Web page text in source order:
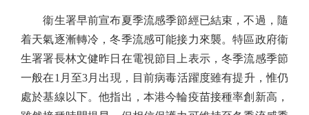
衞生署早前宣布夏季流感季節經已結束，不過，隨
着天氣逐漸轉冷，冬季流感可能接力來襲。特區政府衞
生署署長林文健昨日在電視節目上表示，冬季流感季節
一般在1月至3月出現，目前病毒活躍度雖有提升，惟仍
處於基線以下。他指出，本港今輪疫苗接種率創新高，